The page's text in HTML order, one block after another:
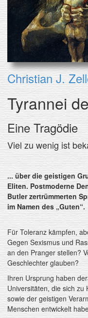
Christian J.
Tyrannei
Eine Tragödie
Viel zu wenig ist
... über die geistigen
Eliten. Postmoderne
Butler zertrümmerten
im Namen des „Guten“.
Für Toleranz kämpfen,
Gegen Sexismus und
an den Pranger stellen?
Geschlechter glauben?
Ihren Ursprung haben
Universitäten, die sich zu
sowie der geistigen
Menschen entwickelt